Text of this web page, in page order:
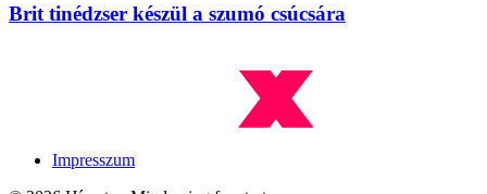
Brit tinédzser készül a szumó csúcsára
Impresszum